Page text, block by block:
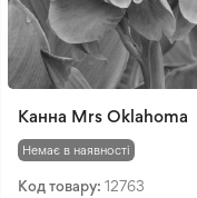
Канна Mrs Oklahoma
Немає в наявності
Код товару: 12763